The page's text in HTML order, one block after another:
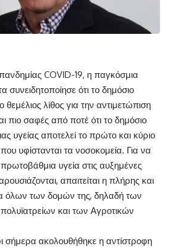
COVID-19, η παγκόσμια
συνειδητοποίησε ότι το δημόσιο
θεμέλιος λίθος για την αντιμετώπιση
πιο σαφές από ποτέ ότι το δημόσιο
υγείας αποτελεί το πρώτο και κύριο
υφίστανται τα νοσοκομεία. Για να
υγεία στις αυξημένες
απαιτείται η πλήρης και
όλων των δομών της, δηλαδή των
και των Αγροτικών
ακολουθήθηκε η αντίστροφη